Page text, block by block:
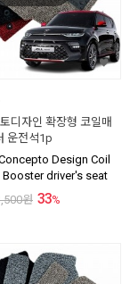
디자인 확장형 코일매
운전석1p
Design Coil
Booster driver's seat
원 33%